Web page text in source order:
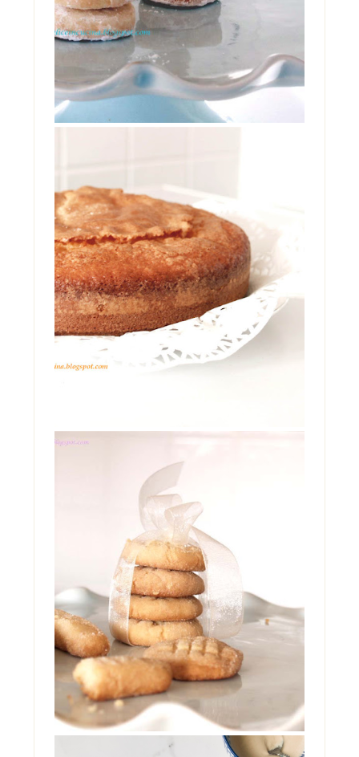
TORTA ALLO YOGURT DI
MAMMA
Oggi è il mio compleanno. Ma non starò a
farvi vedere il cheesecake che è in frigo
pronto per stase...
BISCOTTI DI MAIONESE
No, non sono impazzita. Non ho preso
troppo sole senza cappello, ne' troppo caldo
in giardino. Non s...